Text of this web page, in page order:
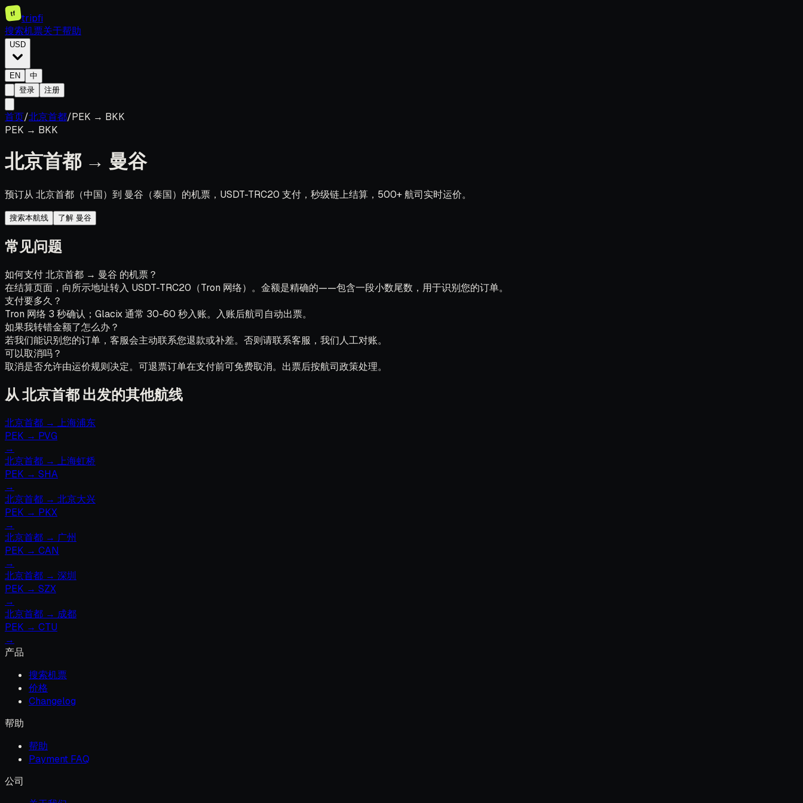
tf
tripfi
搜索机票关于帮助
USD
EN
中
登录
注册
首页/北京首都/PEK → BKK
PEK → BKK
北京首都 → 曼谷
预订从 北京首都（中国）到 曼谷（泰国）的机票，USDT-TRC20 支付，秒级链上结算，500+ 航司实时运价。
搜索本航线 了解 曼谷
常见问题
如何支付 北京首都 → 曼谷 的机票？
在结算页面，向所示地址转入 USDT-TRC20（Tron 网络）。金额是精确的——包含一段小数尾数，用于识别您的订单。
支付要多久？
Tron 网络 3 秒确认；Glacix 通常 30-60 秒入账。入账后航司自动出票。
如果我转错金额了怎么办？
若我们能识别您的订单，客服会主动联系您退款或补差。否则请联系客服，我们人工对账。
可以取消吗？
取消是否允许由运价规则决定。可退票订单在支付前可免费取消。出票后按航司政策处理。
从 北京首都 出发的其他航线
北京首都 → 上海浦东
PEK → PVG
→
北京首都 → 上海虹桥
PEK → SHA
→
北京首都 → 北京大兴
PEK → PKX
→
北京首都 → 广州
PEK → CAN
→
北京首都 → 深圳
PEK → SZX
→
北京首都 → 成都
PEK → CTU
→
产品
搜索机票
价格
Changelog
帮助
帮助
Payment FAQ
公司